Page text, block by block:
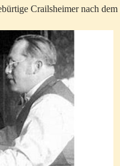
Crailsheimer nach